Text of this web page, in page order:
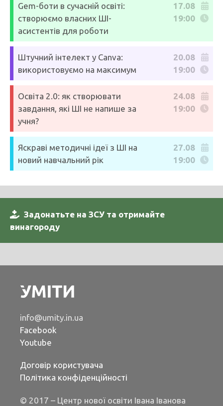
Gem-боти в сучасній освіті:
створюємо власних ШІ-
асистентів для роботи
17.08
19:00
Штучний інтелект у Canva:
використовуємо на максимум
20.08
19:00
Освіта 2.0: як створювати
завдання, які ШІ не напише за
учня?
24.08
19:00
Яскраві методичні ідеї з ШІ на
новий навчальний рік
27.08
19:00
Задонатьте на ЗСУ та отримайте
винагороду
info@umity.in.ua
Facebook
Youtube
Договір користувача
Політика конфіденційності
© 2017 – Центр нової освіти Івана Іванова